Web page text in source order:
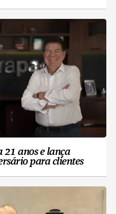
anos e lança
para clientes